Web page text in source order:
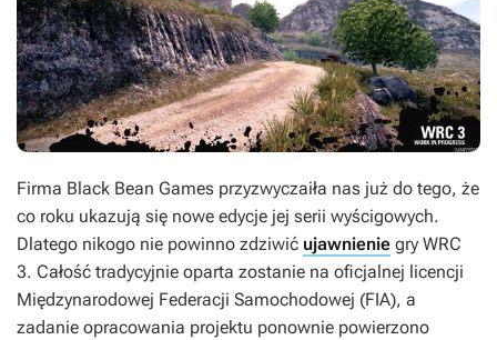
Firma Black Bean Games przyzwyczaiła nas już do tego, że
co roku ukazują się nowe edycje jej serii wyścigowych.
Dlatego nikogo nie powinno zdziwić ujawnienie gry WRC
3. Całość tradycyjnie oparta zostanie na oficjalnej licencji
Międzynarodowej Federacji Samochodowej (FIA), a
zadanie opracowania projektu ponownie powierzono